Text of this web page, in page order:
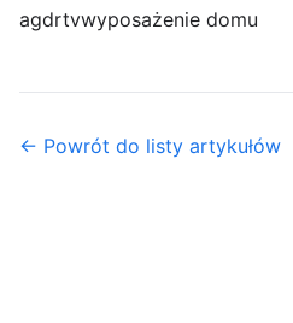
agdrtvwyposażenie domu
← Powrót do listy artykułów